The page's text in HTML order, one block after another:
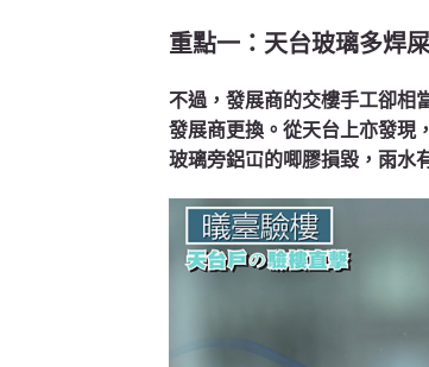
重點一：天台玻璃多焊
不過，發展商的交樓手工卻相
發展商更換。從天台上亦發現
玻璃旁鋁冚的唧膠損毀，雨水